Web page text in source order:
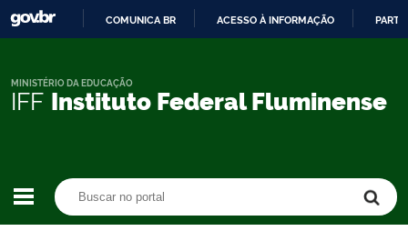
CONTEÚDO
COMUNICA BR ACESSO À INFORMAÇÃO
IFF Instituto Federal Fluminense
MINISTÉRIO DA EDUCAÇÃO